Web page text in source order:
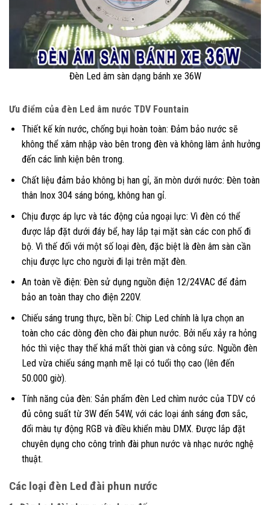
Đèn Led âm sàn dạng bánh xe 36W
Ưu điểm của đèn Led âm nước TDV Fountain
Thiết kế kín nước, chống bụi hoàn toàn: Đảm bảo nước sẽ
không thể xâm nhập vào bên trong đèn và không làm ảnh hưởng
đến các linh kiện bên trong.
Chất liệu đảm bảo không bị han gỉ, ăn mòn dưới nước: Đèn toàn
thân Inox 304 sáng bóng, không han gỉ.
Chịu được áp lực và tác động của ngoại lực: Vì đèn có thể
được lắp đặt dưới đáy bể, hay lắp tại mặt sàn các con phố đi
bộ. Vì thế đối với một số loại đèn, đặc biệt là đèn âm sàn cần
chịu được lực cho người đi lại trên mặt đèn.
An toàn về điện: Đèn sử dụng nguồn điện 12/24VAC để đảm
bảo an toàn thay cho điện 220V.
Chiếu sáng trung thực, bền bỉ: Chip Led chính là lựa chọn an
toàn cho các dòng đèn cho đài phun nước. Bởi nếu xảy ra hỏng
hóc thì việc thay thế khá mất thời gian và công sức. Nguồn đèn
Led vừa chiếu sáng mạnh mẽ lại có tuổi thọ cao (lên đến
50.000 giờ).
Tính năng của đèn: Sản phẩm đèn Led chìm nước của TDV có
đủ công suất từ 3W đến 54W, với các loại ánh sáng đơn sắc,
đổi màu tự động RGB và điều khiển màu DMX. Được lắp đặt
chuyên dụng cho công trình đài phun nước và nhạc nước nghệ
thuật.
Các loại đèn Led đài phun nước